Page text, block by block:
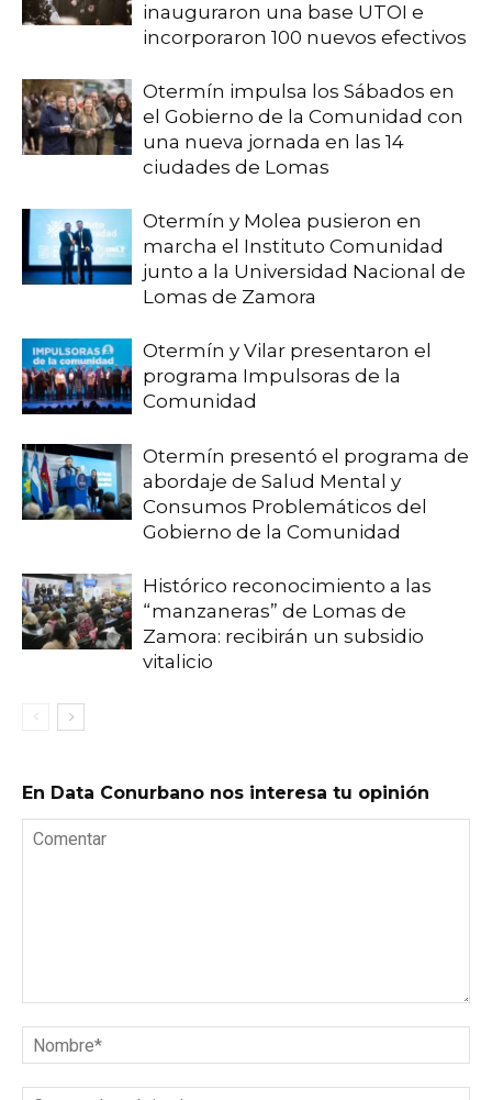
inauguraron una base UTOI e
incorporaron 100 nuevos efectivos
Otermín impulsa los Sábados en
el Gobierno de la Comunidad con
una nueva jornada en las 14
ciudades de Lomas
Otermín y Molea pusieron en
marcha el Instituto Comunidad
junto a la Universidad Nacional de
Lomas de Zamora
Otermín y Vilar presentaron el
programa Impulsoras de la
Comunidad
Otermín presentó el programa de
abordaje de Salud Mental y
Consumos Problemáticos del
Gobierno de la Comunidad
Histórico reconocimiento a las
“manzaneras” de Lomas de
Zamora: recibirán un subsidio
vitalicio
En Data Conurbano nos interesa tu opinión